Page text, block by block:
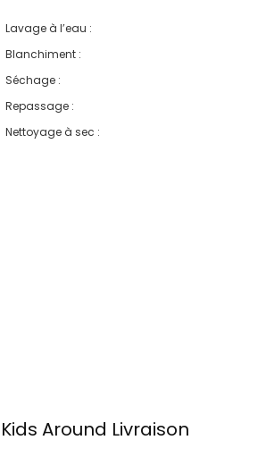
Lavage à l’eau :
Blanchiment :
Séchage :
Repassage :
Nettoyage à sec :
Kids Around Livraison